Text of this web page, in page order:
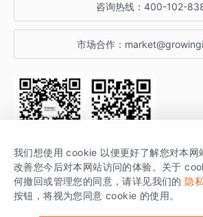
增长博客
开发者文档
SDK 文档
场景指南
增长大会
行业活动
咨询热线： 400-102-
市场合作：
关注公众号 获取更多干货
GrowingIO 是专注于数据智能分析与增长的品牌
分析云。
我们想使用 cookie 以便更好了解您对本网
改善您今后对本网站访问的体验。关于
何撤回或管理您的同意，请详见我们的 隐
按钮，将视为您同意 cookie 的使用。